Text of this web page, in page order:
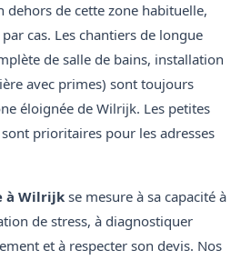
dehors de cette zone habituelle,
cas. Les chantiers de longue
de salle de bains, installation
avec primes) sont toujours
éloignée de Wilrijk. Les petites
prioritaires pour les adresses
à Wilrijk se mesure à sa capacité à
de stress, à diagnostiquer
et à respecter son devis. Nos